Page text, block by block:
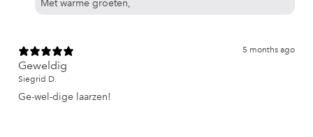
Met warme groeten,
5 months ago
Geweldig
Siegrid D.
Ge-wel-dige laarzen!